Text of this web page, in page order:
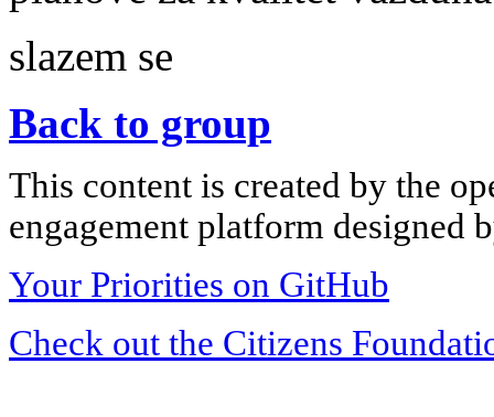
slazem se
Back to group
This content is created by the
engagement platform designed
Your Priorities on GitHub
Check out the Citizens